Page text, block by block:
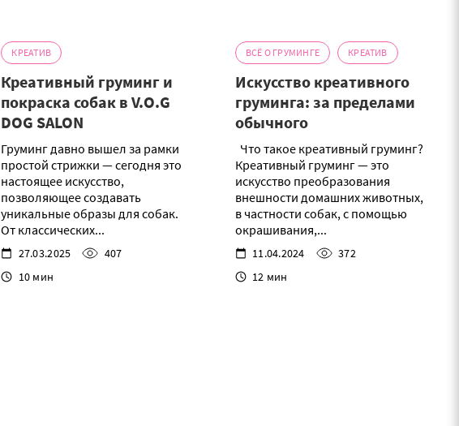
КРЕАТИВ
Креативный груминг и
покраска собак в V.O.G
DOG SALON
Груминг давно вышел за рамки
простой стрижки — сегодня это
настоящее искусство,
позволяющее создавать
уникальные образы для собак.
От классических...
27.03.2025
407
10 мин
ВСЁ О ГРУМИНГЕ КРЕАТИВ
Искусство креативного
груминга: за пределами
обычного
Что такое креативный груминг?
Креативный груминг — это
искусство преобразования
внешности домашних животных,
в частности собак, с помощью
окрашивания,...
11.04.2024
372
12 мин